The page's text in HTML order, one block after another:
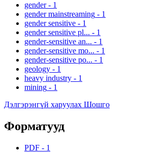
gender - 1
gender mainstreaming - 1
gender sensitive - 1
gender sensitive pl... - 1
gender-sensitive an... - 1
gender-sensitive mo... - 1
gender-sensitive po... - 1
geology - 1
heavy industry - 1
mining - 1
Дэлгэрэнгүй харуулах Шошго
Форматууд
PDF - 1